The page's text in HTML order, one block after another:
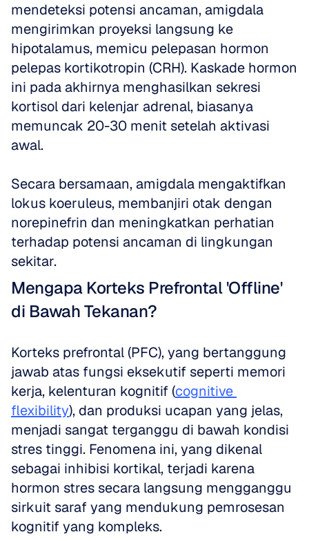
mendeteksi potensi ancaman, amigdala
mengirimkan proyeksi langsung ke
hipotalamus, memicu pelepasan hormon
pelepas kortikotropin (CRH). Kaskade hormon
ini pada akhirnya menghasilkan sekresi
kortisol dari kelenjar adrenal, biasanya
memuncak 20-30 menit setelah aktivasi
awal.
Secara bersamaan, amigdala mengaktifkan
lokus koeruleus, membanjiri otak dengan
norepinefrin dan meningkatkan perhatian
terhadap potensi ancaman di lingkungan
sekitar.
Mengapa Korteks Prefrontal 'Offline'
di Bawah Tekanan?
Korteks prefrontal (PFC), yang bertanggung
jawab atas fungsi eksekutif seperti memori
kerja, kelenturan kognitif (cognitive
flexibility), dan produksi ucapan yang jelas,
menjadi sangat terganggu di bawah kondisi
stres tinggi. Fenomena ini, yang dikenal
sebagai inhibisi kortikal, terjadi karena
hormon stres secara langsung mengganggu
sirkuit saraf yang mendukung pemrosesan
kognitif yang kompleks.